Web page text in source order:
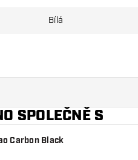
Bílá
SPOLEČNĚ S
Carbon Black